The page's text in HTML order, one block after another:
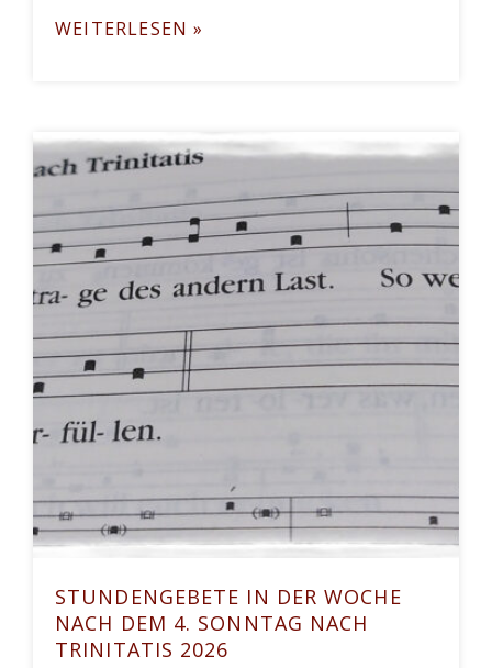
WEITERLESEN »
STUNDENGEBETE IN DER WOCHE
NACH DEM 4. SONNTAG NACH
TRINITATIS 2026